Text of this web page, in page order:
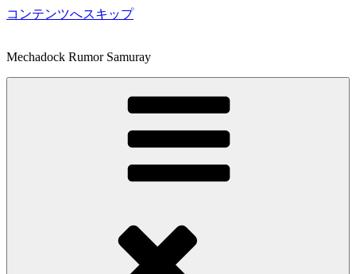
コンテンツへスキップ
Mechadock Rumor Samuray